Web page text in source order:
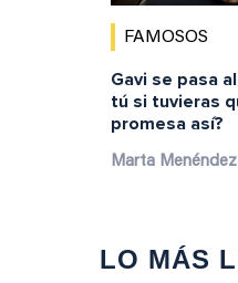
FAMOSOS
Gavi se pasa
tú si tuvieras
promesa así?
Marta Menéndez
LO MÁS